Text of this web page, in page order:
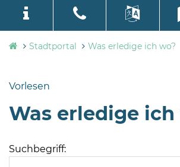
Stadtverwaltung
Bramstedt
19
04192-
language
Select Language
Stadtportal Was erledige ich wo?
Vorlesen
Was erledige ich
Suchbegriff: